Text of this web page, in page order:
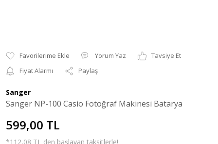
Yorum Yaz
Tavsiye Et
Fiyat Alarmı
Paylaş
Sanger
Sanger NP-100 Casio Fotoğraf Makinesi Batarya
599,00 TL
*112,08 TL den başlayan taksitlerle!